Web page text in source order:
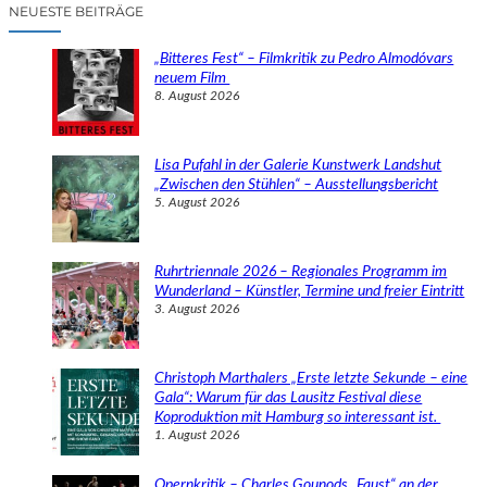
NEUESTE BEITRÄGE
„Bitteres Fest“ – Filmkritik zu Pedro Almodóvars
neuem Film
8. August 2026
Lisa Pufahl in der Galerie Kunstwerk Landshut
„Zwischen den Stühlen“ – Ausstellungsbericht
5. August 2026
Ruhrtriennale 2026 – Regionales Programm im
Wunderland – Künstler, Termine und freier Eintritt
3. August 2026
Christoph Marthalers „Erste letzte Sekunde – eine
Gala“: Warum für das Lausitz Festival diese
Koproduktion mit Hamburg so interessant ist.
1. August 2026